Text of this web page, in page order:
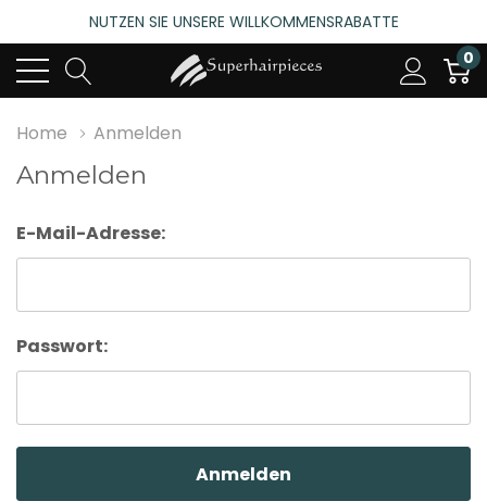
NUTZEN SIE UNSERE WILLKOMMENSRABATTE
4.6
(485 bewertungen)
NUTZEN SIE UNSERE WILLKOMMENSRABATTE
0
Home Anmelden
Anmelden
E-Mail-Adresse:
Passwort: